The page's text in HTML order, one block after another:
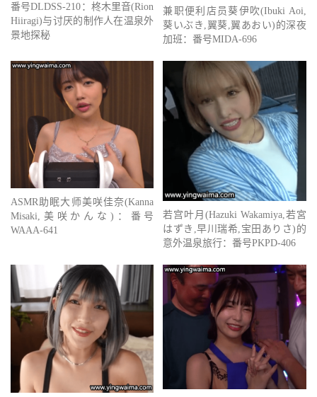
番号DLDSS-210：柊木里音(Rion
Hiiragi)与讨厌的制作人在温泉外
景地探秘
兼职便利店员葵伊吹(Ibuki Aoi,
葵いぶき,翼葵,翼あおい)的深夜
加班：番号MIDA-696
ASMR助眠大师美咲佳奈(Kanna
Misaki,美咲かんな)：番号
WAAA-641
若宫叶月(Hazuki Wakamiya,若宮
はずき,早川瑞希,宝田ありさ)的
意外温泉旅行：番号PKPD-406